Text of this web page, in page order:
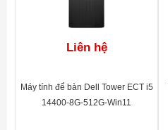
Liên hệ
Máy tính để bàn Dell Tower ECT i5
14400-8G-512G-Win11